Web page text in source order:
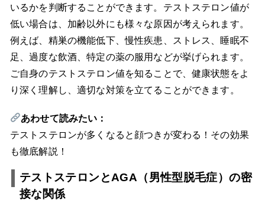
いるかを判断することができます。テストステロン値が
低い場合は、加齢以外にも様々な原因が考えられます。
例えば、精巣の機能低下、慢性疾患、ストレス、睡眠不
足、過度な飲酒、特定の薬の服用などが挙げられます。
ご自身のテストステロン値を知ることで、健康状態をよ
り深く理解し、適切な対策を立てることができます。
あわせて読みたい：
テストステロンが多くなると顔つきが変わる！その効果
も徹底解説！
テストステロンとAGA（男性型脱毛症）の密
接な関係